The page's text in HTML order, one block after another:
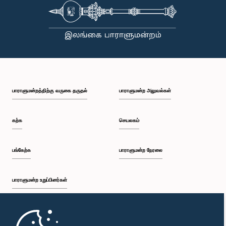
நேரங்களிலும் நாடாளுமன்றத்தின் கண்ணியம் மற்றும் அதிகாரத்தை நிலைநிறுத்த வேண்டும் என்று
இந்தக் குழு வலியுறுத்த விரும்புகிறது.அரசாங்க பொறுப்பு முயற்சிகள் பற்றிய குழுஇலங்கை
பாராளுமன்றத்திற்கு வருகை தருதல்
கற்க
பங்கேற்க
பாராளுமன்ற உறுப்பினர்கள்
முதற்பக்கம்
பாராளுமன்ற அலுவல்கள்
செயலகம்
பாராளுமன்ற நேரலை